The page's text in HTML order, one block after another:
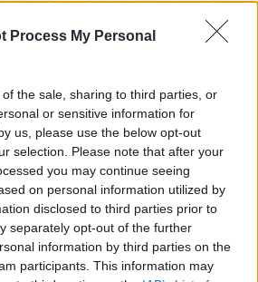
Process My Personal
the sale, sharing to third parties, or
or sensitive information for
us, please use the below opt-out
selection. Please note that after your
you may continue seeing
on personal information utilized by
disclosed to third parties prior to
separately opt-out of the further
information by third parties on the
participants. This information may